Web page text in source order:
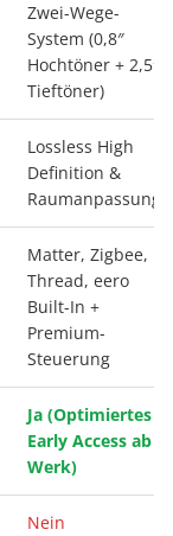
Zwei-Wege-
System (0,8″
Hochtöner + 2,5″
Tieftöner)
Lossless High
Definition &
Raumanpassung
Matter, Zigbee,
Thread, eero
Built-In +
Premium-
Steuerung
Ja (Optimiertes
Early Access ab
Werk)
Nein